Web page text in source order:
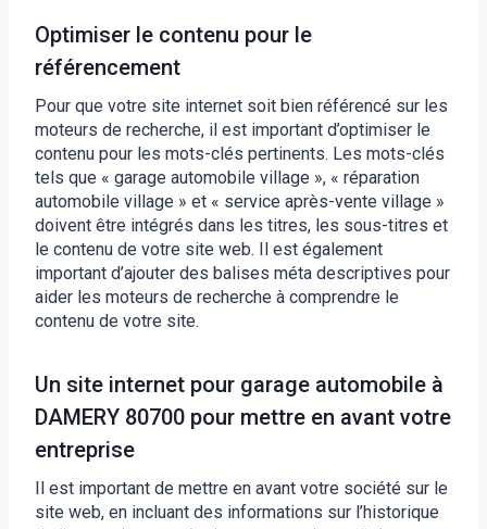
Optimiser le contenu pour le
référencement
Pour que votre site internet soit bien référencé sur les
moteurs de recherche, il est important d’optimiser le
contenu pour les mots-clés pertinents. Les mots-clés
tels que « garage automobile village », « réparation
automobile village » et « service après-vente village »
doivent être intégrés dans les titres, les sous-titres et
le contenu de votre site web. Il est également
important d’ajouter des balises méta descriptives pour
aider les moteurs de recherche à comprendre le
contenu de votre site.
Un site internet pour garage automobile à
DAMERY 80700 pour mettre en avant votre
entreprise
Il est important de mettre en avant votre société sur le
site web, en incluant des informations sur l’historique